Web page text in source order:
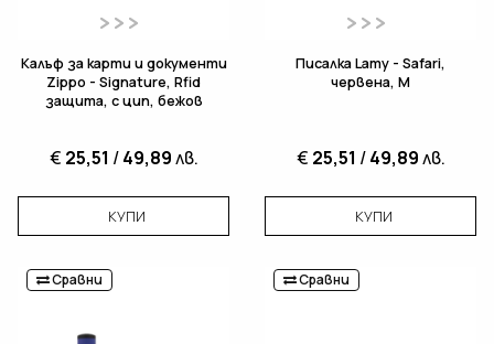
Калъф за карти и документи
Zippo - Signature, Rfid
защита, с цип, бежов
€ 25,51 /49,89лв.
КУПИ
Писалка Lamy - Safari,
червена, M
€ 25,51 /49,89лв.
КУПИ
Сравни Сравни